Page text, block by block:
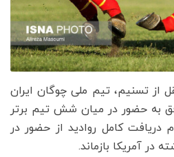
از تسنیم، تیم ملی چوگان ایران
به حضور در میان شش تیم برتر
دریافت کامل روادید از حضور در
در آمریکا بازماند.